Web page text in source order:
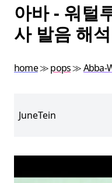
아바 - 워털
사 발음 해석
home≫pops≫Abba-
JuneTein